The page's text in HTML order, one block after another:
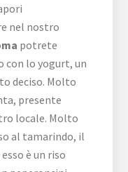
nel nostro
potrete
con lo yogurt, un
deciso. Molto
presente
locale. Molto
al tamarindo, il
è un riso